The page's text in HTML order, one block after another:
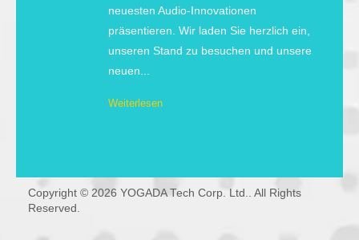
neuesten Audio-Innovationen
präsentieren. Wir laden Sie herzlich ein,
unseren Stand zu besuchen und unsere
neuen...
Weiterlesen
Copyright © 2026 YOGADA Tech Corp. Ltd.. All Rights
Reserved.